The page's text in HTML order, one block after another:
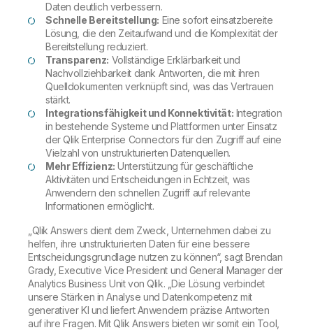
Daten deutlich verbessern.
Schnelle Bereitstellung: Eine sofort einsatzbereite
Lösung, die den Zeitaufwand und die Komplexität der
Bereitstellung reduziert.
Transparenz: Vollständige Erklärbarkeit und
Nachvollziehbarkeit dank Antworten, die mit ihren
Quelldokumenten verknüpft sind, was das Vertrauen
stärkt.
Integrationsfähigkeit und Konnektivität: Integration
in bestehende Systeme und Plattformen unter Einsatz
der Qlik Enterprise Connectors für den Zugriff auf eine
Vielzahl von unstrukturierten Datenquellen.
Mehr Effizienz: Unterstützung für geschäftliche
Aktivitäten und Entscheidungen in Echtzeit, was
Anwendern den schnellen Zugriff auf relevante
Informationen ermöglicht.
„Qlik Answers dient dem Zweck, Unternehmen dabei zu
helfen, ihre unstrukturierten Daten für eine bessere
Entscheidungsgrundlage nutzen zu können“, sagt Brendan
Grady, Executive Vice President und General Manager der
Analytics Business Unit von Qlik. „Die Lösung verbindet
unsere Stärken in Analyse und Datenkompetenz mit
generativer KI und liefert Anwendern präzise Antworten
auf ihre Fragen. Mit Qlik Answers bieten wir somit ein Tool,